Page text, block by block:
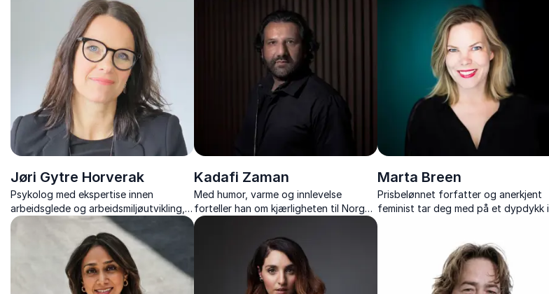
Jøri Gytre Horverak
Psykolog med ekspertise innen
arbeidsglede og arbeidsmiljøutvikling,
konflikthåndtering og varsling,
lederutvikling, seleksjon med mer.
Kadafi Zaman
Med humor, varme og innlevelse
forteller han om kjærligheten til Norge
og hvordan hans pakistanske bakgrunn
har preget han som journalist og
Marta Breen
Prisbelønnet forfatter og anerkjent
feminist tar deg med på et dypdykk i
moderne feminisme og likestilling.